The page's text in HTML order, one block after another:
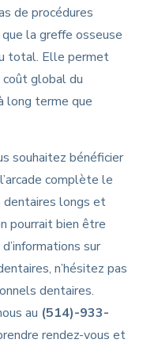
de procédures
la greffe osseuse
total. Elle permet
global du
long terme que
souhaitez bénéficier
complète le
dentaires longs et
pourrait bien être
sur
n’hésitez pas
dentaires.
au (514)-933-
rendez-vous et